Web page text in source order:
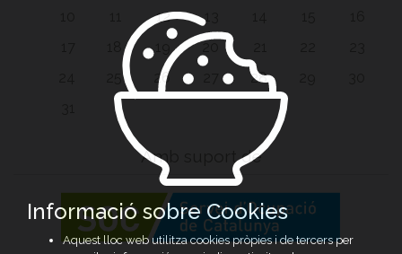
12 13
20
26 28
Amb suport de
Informació sobre Cookies
Aquest lloc web utilitza cookies pròpies i de tercers per